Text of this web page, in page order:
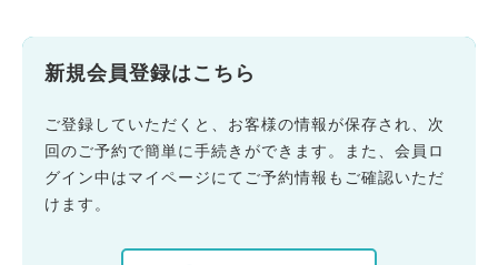
新規会員登録はこちら
ご登録していただくと、お客様の情報が保存され、次
回のご予約で簡単に手続きができます。また、会員ロ
グイン中はマイページにてご予約情報もご確認いただ
けます。